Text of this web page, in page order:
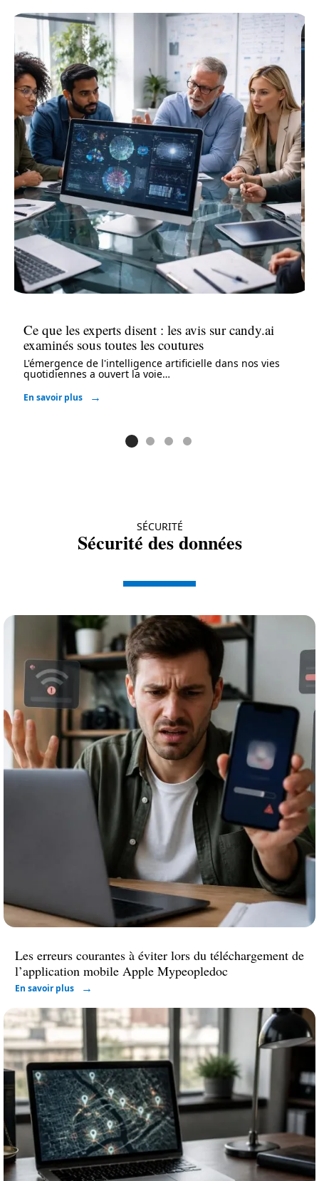
Ce que les experts disent : les avis sur candy.ai
examinés sous toutes les coutures
L'émergence de l'intelligence artificielle dans nos vies
quotidiennes a ouvert la voie…
En savoir plus
SÉCURITÉ
Sécurité des données
Les erreurs courantes à éviter lors du téléchargement de
l’application mobile Apple Mypeopledoc
En savoir plus